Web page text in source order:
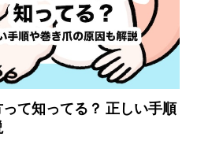
て知ってる？ 正しい手順